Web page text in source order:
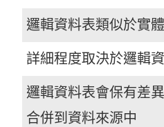
邏輯資料表類似於實
詳細程度取決於邏輯
邏輯資料表會保有差
合併到資料來源中